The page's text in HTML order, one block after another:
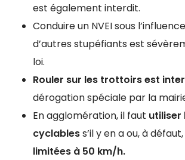
est également interdit.
Conduire un NVEI sous
d’autres stupéfiants est
loi.
Rouler sur les trottoirs est
dérogation spéciale par la
En agglomération, il faut utiliser
cyclabless’il y en a ou, à défaut,
limitées à 50 km/h.